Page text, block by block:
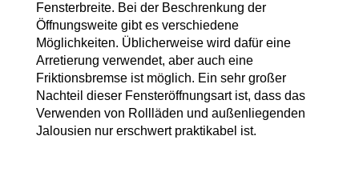
Fensterbreite. Bei der Beschrenkung der
Öffnungsweite gibt es verschiedene
Möglichkeiten. Üblicherweise wird dafür eine
Arretierung verwendet, aber auch eine
Friktionsbremse ist möglich. Ein sehr großer
Nachteil dieser Fensteröffnungsart ist, dass das
Verwenden von Rollläden und außenliegenden
Jalousien nur erschwert praktikabel ist.